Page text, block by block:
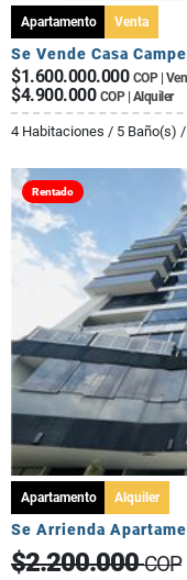
Apartamento Venta
$1.600.000.000 COP |
$4.900.000 COP | Alquiler
4 Habitaciones / 5 Baño(s)
Rentado
Apartamento Alquiler
Se Arrienda
$2.200.000COP